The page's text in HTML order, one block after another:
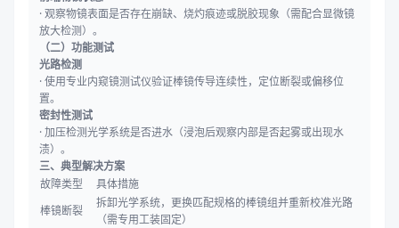
· 观察物镜表面是否存在崩缺、烧灼痕迹或脱胶现象（需配合显微镜
放大检测）。
（二）功能测试
光路检测
· 使用专业内窥镜测试仪验证棒镜传导连续性，定位断裂或偏移位
置。
密封性测试
· 加压检测光学系统是否进水（浸泡后观察内部是否起雾或出现水
渍）。
三、典型解决方案
故障类型
具体措施
棒镜断裂
拆卸光学系统，更换匹配规格的棒镜组并重新校准光路
（需专用工装固定）